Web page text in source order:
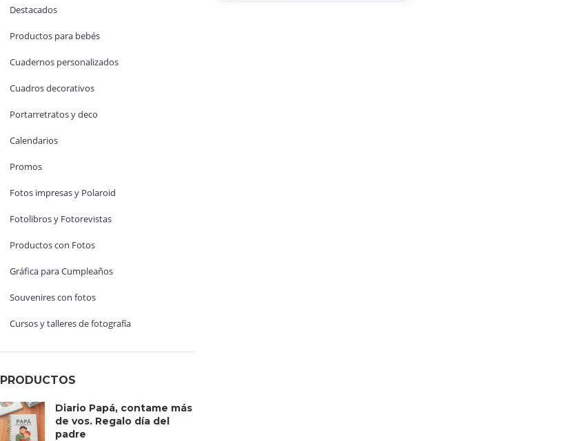
Destacados
Productos para bebés
Cuadernos personalizados
Cuadros decorativos
Portarretratos y deco
Calendarios
Promos
Fotos impresas y Polaroid
Fotolibros y Fotorevistas
Productos con Fotos
Gráfica para Cumpleaños
Souvenires con fotos
Cursos y talleres de fotografía
PRODUCTOS
Diario Papá, contame más
de vos. Regalo día del
padre